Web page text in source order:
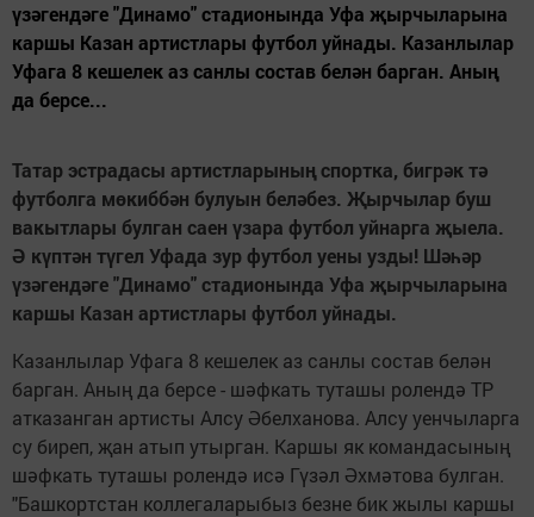
үзәгендәге "Динамо" стадионында Уфа җырчыларына
каршы Казан артистлары футбол уйнады. Казанлылар
Уфага 8 кешелек аз санлы состав белән барган. Аның
да берсе...
Татар эстрадасы артистларының спортка, бигрәк тә
футболга мөкиббән булуын беләбез. Җырчылар буш
вакытлары булган саен үзара футбол уйнарга җыела.
Ә күптән түгел Уфада зур футбол уены узды! Шәһәр
үзәгендәге "Динамо" стадионында Уфа җырчыларына
каршы Казан артистлары футбол уйнады.
Казанлылар Уфага 8 кешелек аз санлы состав белән
барган. Аның да берсе - шәфкать туташы ролендә ТР
атказанган артисты Алсу Әбелханова. Алсу уенчыларга
су биреп, җан атып утырган. Каршы як командасының
шәфкать туташы ролендә исә Гүзәл Әхмәтова булган.
"Башкортстан коллегаларыбыз безне бик жылы каршы